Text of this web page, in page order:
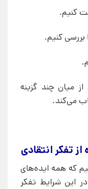
کنیم.
کنیم.
میان چند گزینه
می‌کند.
از تفکر انتقادی
که همه ایده‌های
این شرایط تفکر